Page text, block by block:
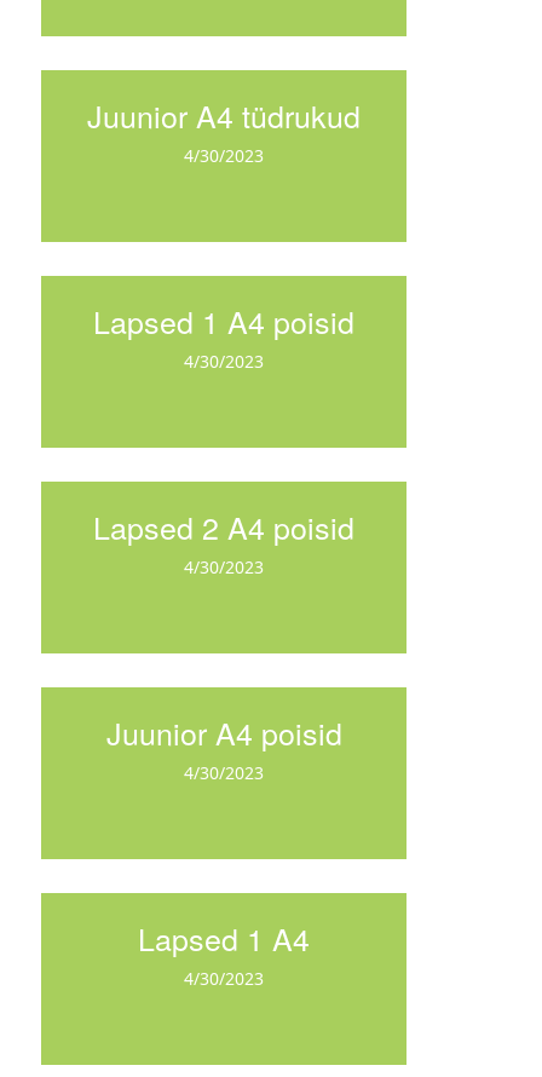
Juunior A4 tüdrukud
4/30/2023
Lapsed 1 A4 poisid
4/30/2023
Lapsed 2 A4 poisid
4/30/2023
Juunior A4 poisid
4/30/2023
Lapsed 1 A4
4/30/2023